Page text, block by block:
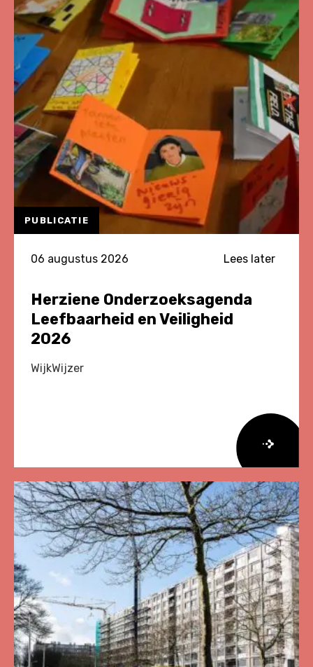
PUBLICATIE
06 augustus 2026 Lees later
Herziene Onderzoeksagenda
Leefbaarheid en Veiligheid
2026
WijkWijzer
meer
over
Herziene
Onderzoeksagenda
Leefbaarheid
en
Veiligheid
2026